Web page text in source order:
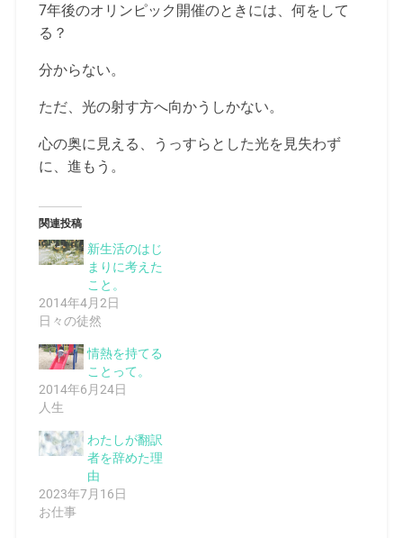
7年後のオリンピック開催のときには、何をして
る？
分からない。
ただ、光の射す方へ向かうしかない。
心の奥に見える、うっすらとした光を見失わず
に、進もう。
関連投稿
新生活のはじ
まりに考えた
こと。
2014年4月2日
日々の徒然
情熱を持てる
ことって。
2014年6月24日
人生
わたしが翻訳
者を辞めた理
由
2023年7月16日
お仕事